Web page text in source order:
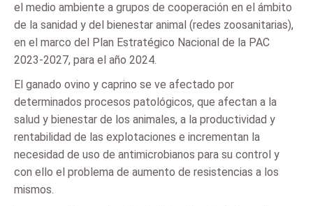
el medio ambiente a grupos de cooperación en el ámbito
de la sanidad y del bienestar animal (redes zoosanitarias),
en el marco del Plan Estratégico Nacional de la PAC
2023-2027, para el año 2024.
El ganado ovino y caprino se ve afectado por
determinados procesos patológicos, que afectan a la
salud y bienestar de los animales, a la productividad y
rentabilidad de las explotaciones e incrementan la
necesidad de uso de antimicrobianos para su control y
con ello el problema de aumento de resistencias a los
mismos.